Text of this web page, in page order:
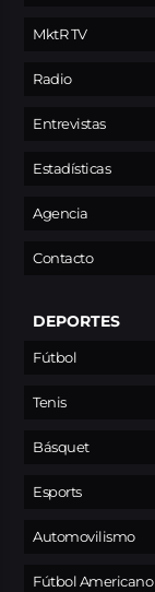
MktR TV
Radio
Entrevistas
Estadísticas
Agencia
Contacto
DEPORTES
Fútbol
Tenis
Básquet
Esports
Automovilismo
Fútbol Americano